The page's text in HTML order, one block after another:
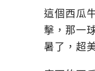
這個西瓜
擊，那一
暑了，超